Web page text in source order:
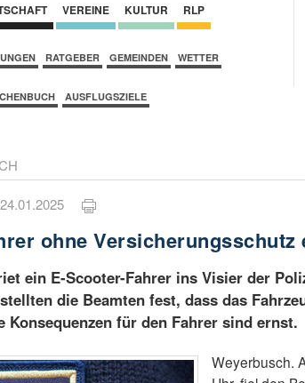
VEREINE KULTUR RLP
RATGEBER GEMEINDEN WETTER
AUSFLUGSZIELE
24.01.2025
ohne
ein E-Scooter-Fahrer ins Visier der
die Beamten fest, dass das
Konsequenzen für den Fahrer sind ernst.
Weyerbusch.